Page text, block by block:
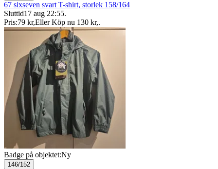
67 sixseven svart T-shirt, storlek 158/164
Sluttid17 aug 22:55.
Pris:79 kr,Eller Köp nu 130 kr,.
Badge på objektet:Ny
146/152